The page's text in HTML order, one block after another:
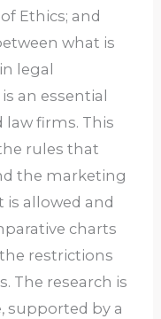
Ethics; and
what is
legal
an essential
law firms. This
rules that
the marketing
allowed and
charts
restrictions
The research is
supported by a